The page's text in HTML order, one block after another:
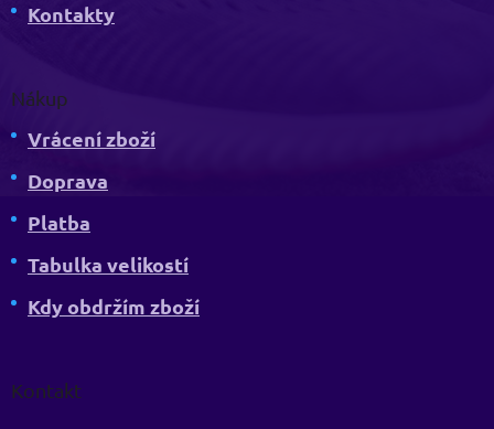
Kontakty
Nákup
Vrácení zboží
Doprava
Platba
Tabulka velikostí
Kdy obdržím zboží
Kontakt